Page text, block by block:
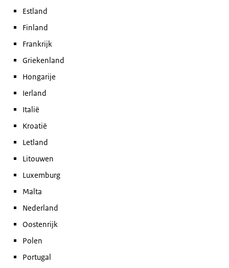
Estland
Finland
Frankrijk
Griekenland
Hongarije
Ierland
Italië
Kroatië
Letland
Litouwen
Luxemburg
Malta
Nederland
Oostenrijk
Polen
Portugal